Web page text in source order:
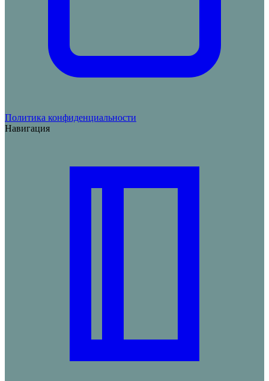
Политика конфиденциальности
Навигация